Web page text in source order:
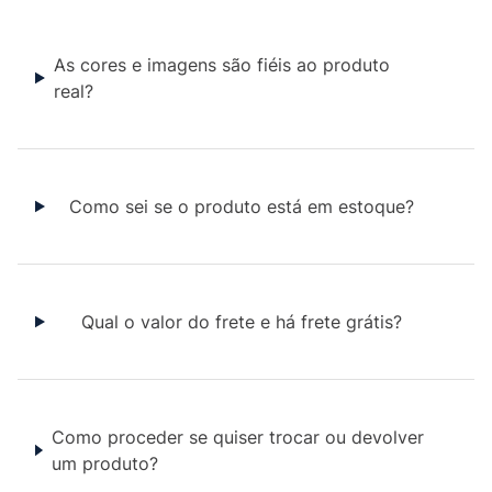
As cores e imagens são fiéis ao produto
real?
Como sei se o produto está em estoque?
Qual o valor do frete e há frete grátis?
Como proceder se quiser trocar ou devolver
um produto?